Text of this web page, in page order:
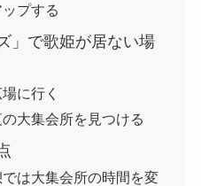
プする
」で歌姫が居ない場
に行く
大集会所を見つける
は大集会所の時間を変